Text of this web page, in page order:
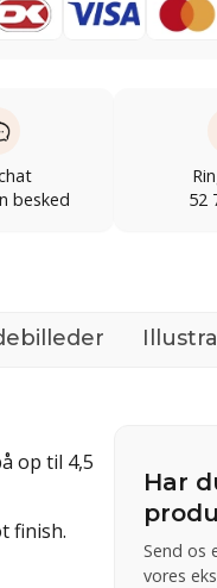
besked
52
op til 4,5
finish.
Har
Send os
vores